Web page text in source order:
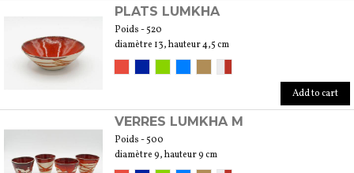
PLATS LUMKHA
Poids - 520
diamètre 13, hauteur 4,5 cm
Add to cart
VERRES LUMKHA M
Poids - 500
diamètre 9, hauteur 9 cm